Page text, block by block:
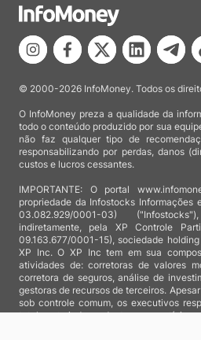
© 2000-2026 InfoMoney. Todos os
O InfoMoney preza a qualidade da
todo o conteúdo produzido por sua
não faz qualquer tipo de
responsabilizando por perdas, danos
custos e lucros cessantes.
IMPORTANTE: O portal
propriedade da Infostocks Informações
03.082.929/0001-03)
indiretamente, pela XP Controle
09.163.677/0001-15), sociedade
XP Inc. O XP Inc tem em sua
atividades de: corretoras de valores
corretora de seguros, análise de
gestoras de recursos de terceiros.
sob controle comum, os executivos
totalmente independentes e as notícias,